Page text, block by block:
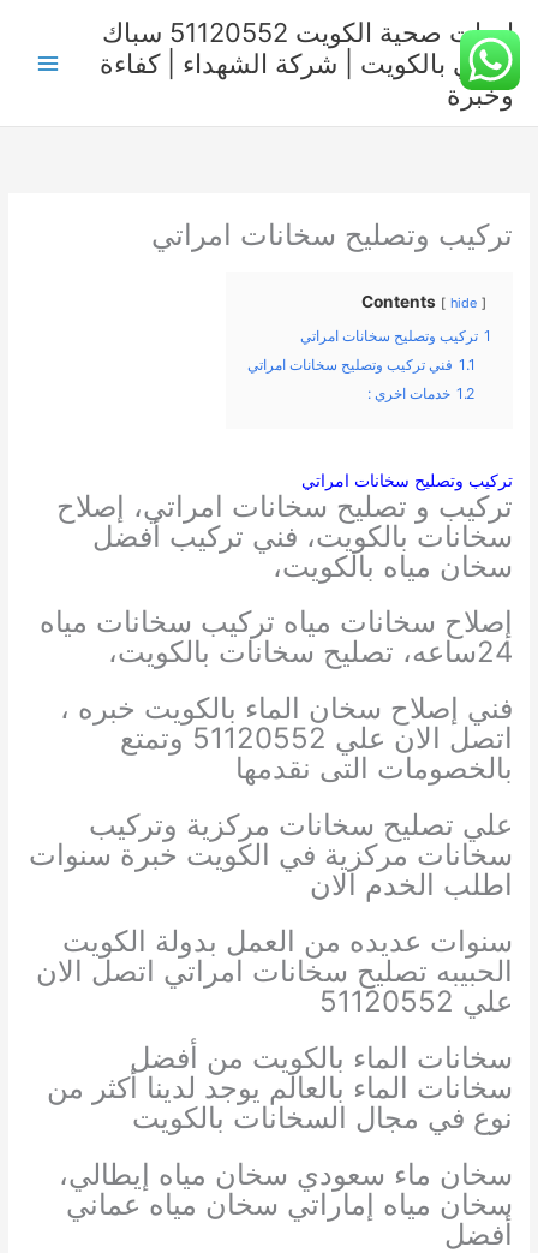
إلى
المحتوى
ادوات صحية الكويت 51120552 سباك
صحي بالكويت | شركة الشهداء | كفاءة
وخبرة
تركيب وتصليح سخانات امراتي
Contents hide
1 تركيب وتصليح سخانات امراتي
1.1 فني تركيب وتصليح سخانات امراتي
1.2 خدمات اخري :
تركيب وتصليح سخانات امراتي
تركيب و تصليح سخانات امراتي، إصلاح
سخانات بالكويت، فني تركيب أفضل
سخان مياه بالكويت،
إصلاح سخانات مياه تركيب سخانات مياه
24ساعه، تصليح سخانات بالكويت،
فني إصلاح سخان الماء بالكويت خبره ،
اتصل الان علي 51120552 وتمتع
بالخصومات التى نقدمها
علي تصليح سخانات مركزية وتركيب
سخانات مركزية في الكويت خبرة سنوات
اطلب الخدم الان
سنوات عديده من العمل بدولة الكويت
الحبيبه تصليح سخانات امراتي اتصل الان
علي 51120552
سخانات الماء بالكويت من أفضل
سخانات الماء بالعالم يوجد لدينا أكثر من
نوع في مجال السخانات بالكويت
سخان ماء سعودي سخان مياه إيطالي،
سخان مياه إماراتي سخان مياه عماني
أفضل